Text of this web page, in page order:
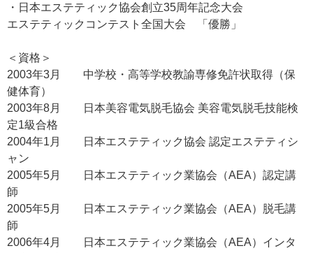
・日本エステティック協会創立35周年記念大会
エステティックコンテスト全国大会 「優勝」
＜資格＞
2003年3月 中学校・高等学校教諭専修免許状取得（保
健体育）
2003年8月 日本美容電気脱毛協会 美容電気脱毛技能検
定1級合格
2004年1月 日本エステティック協会 認定エステティシ
ャン
2005年5月 日本エステティック業協会（AEA）認定講
師
2005年5月 日本エステティック業協会（AEA）脱毛講
師
2006年4月 日本エステティック業協会（AEA）インタ